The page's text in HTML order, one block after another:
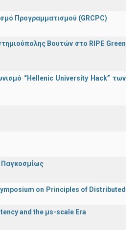
Προγραμματισμού (GRCPC)
Βουτών στο RIPE Green
“Hellenic University Hack” των
Παγκοσμίως
on Principles of Distributed
and the μs-scale Era